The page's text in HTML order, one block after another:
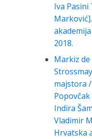
Iva
2018.
Markiz
majstora
Indira
Vladimir
Hrvatska